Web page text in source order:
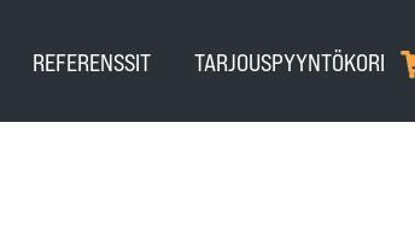
REFERENSSIT TARJOUSPYYNTÖKORI